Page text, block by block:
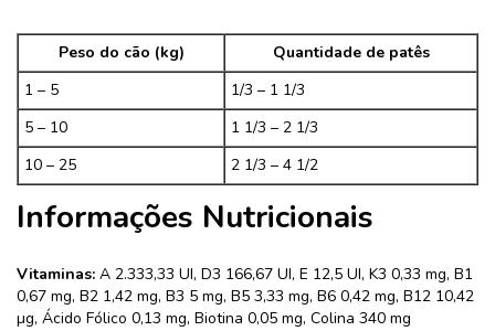
Peso do cão (kg)
Quantidade de patês
1 – 5
1/3 – 1 1/3
5 – 10
1 1/3 – 2 1/3
10 – 25
2 1/3 – 4 1/2
Informações Nutricionais
Vitaminas: A 2.333,33 UI, D3 166,67 UI, E 12,5 UI, K3 0,33 mg, B1
0,67 mg, B2 1,42 mg, B3 5 mg, B5 3,33 mg, B6 0,42 mg, B12 10,42
µg, Ácido Fólico 0,13 mg, Biotina 0,05 mg, Colina 340 mg